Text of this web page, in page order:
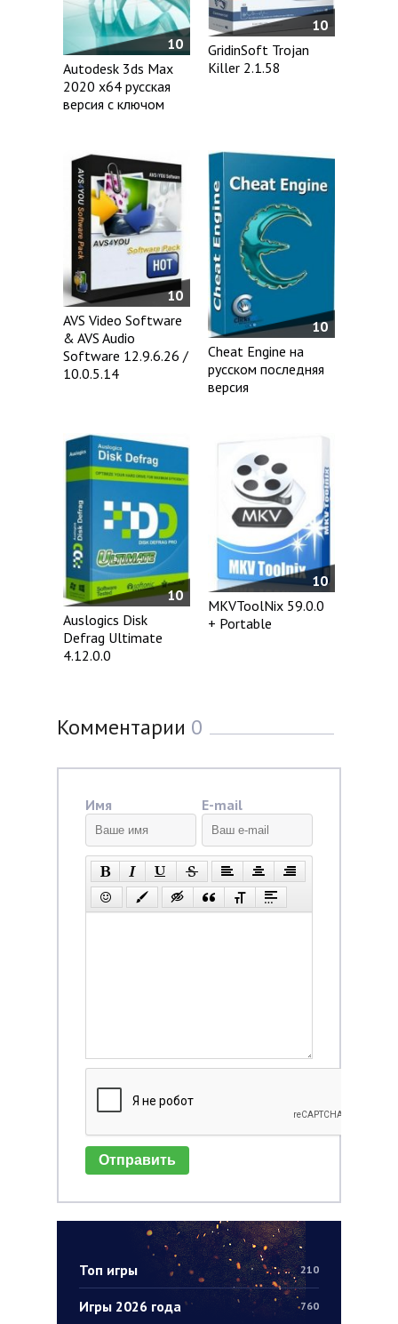
Топ игры 210
Игры 2026 года 760
10
Autodesk 3ds Max
2020 x64 русская
версия с ключом
10
GridinSoft Trojan
Killer 2.1.58
10
AVS Video Software
& AVS Audio
Software 12.9.6.26 /
10.0.5.14
10
Cheat Engine на
русском последняя
версия
10
Auslogics Disk
Defrag Ultimate
4.12.0.0
10
MKVToolNix 59.0.0
+ Portable
Комментарии 0
Имя E-mail
Отправить